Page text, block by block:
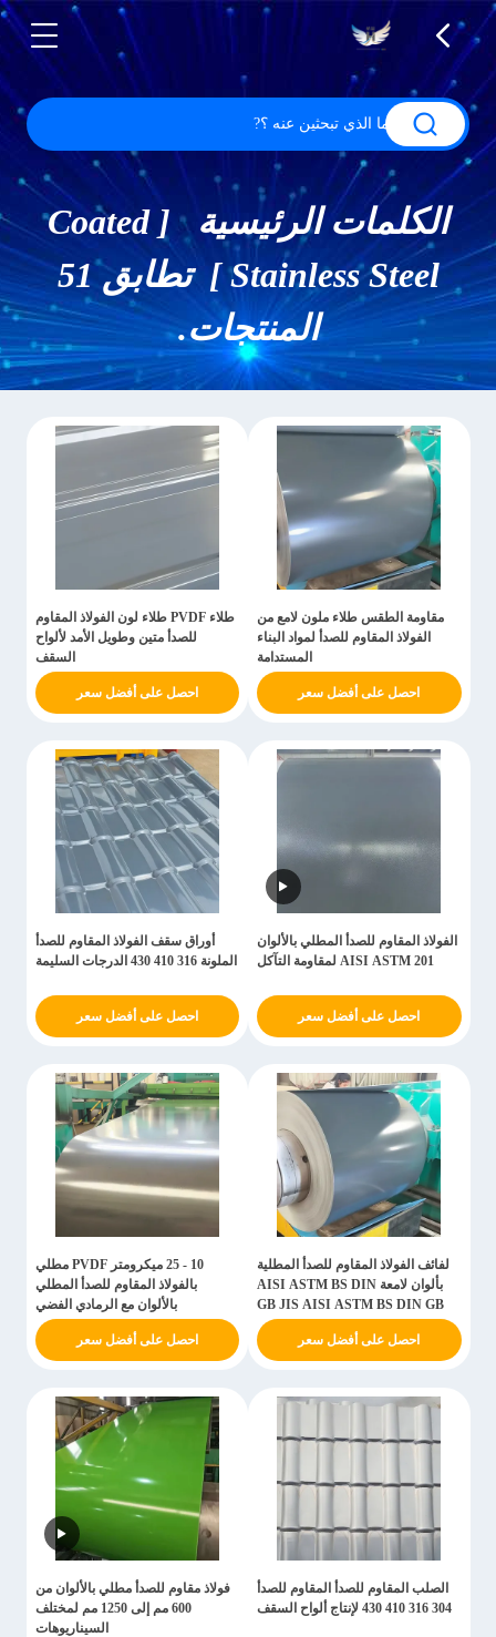
الكلمات الرئيسية [ Coated
Stainless Steel ] تطابق 51
المنتجات.
مقاومة الطقس طلاء ملون لامع من
الفولاذ المقاوم للصدأ لمواد البناء
المستدامة
احصل على أفضل سعر
طلاء PVDF طلاء لون الفولاذ المقاوم
للصدأ متين وطويل الأمد لألواح
السقف
احصل على أفضل سعر
الفولاذ المقاوم للصدأ المطلي بالألوان
AISI ASTM 201 لمقاومة التآكل
احصل على أفضل سعر
أوراق سقف الفولاذ المقاوم للصدأ
الملونة 316 410 430 الدرجات السليمة
احصل على أفضل سعر
لفائف الفولاذ المقاوم للصدأ المطلية
بألوان لامعة AISI ASTM BS DIN
GB JIS AISI ASTM BS DIN GB
JIS
احصل على أفضل سعر
10 - 25 ميكرومتر PVDF مطلي
بالفولاذ المقاوم للصدأ المطلي
بالألوان مع الرمادي الفضي
احصل على أفضل سعر
الصلب المقاوم للصدأ المقاوم للصدأ
304 316 410 430 لإنتاج ألواح السقف
فولاذ مقاوم للصدأ مطلي بالألوان من
600 مم إلى 1250 مم لمختلف
السيناريوهات